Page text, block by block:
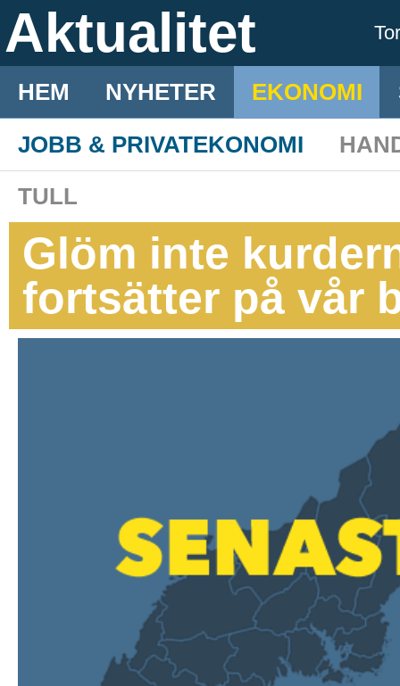
Aktualitet
HEM NYHETER EKONOMI
JOBB & PRIVATEKONOMI
TULL
Glöm inte
fortsätter på vår